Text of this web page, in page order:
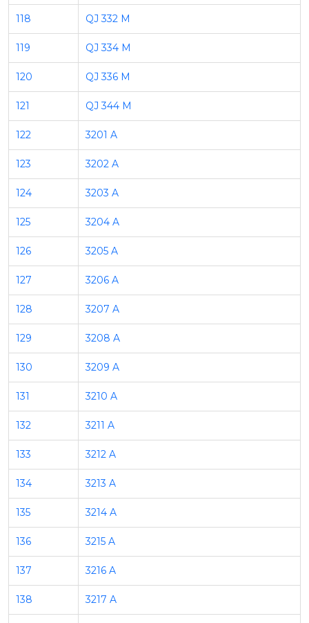
118 QJ 332 M
119 QJ 334 M
120 QJ 336 M
121 QJ 344 M
122 3201 A
123 3202 A
124 3203 A
125 3204 A
126 3205 A
127 3206 A
128 3207 A
129 3208 A
130 3209 A
131 3210 A
132 3211 A
133 3212 A
134 3213 A
135 3214 A
136 3215 A
137 3216 A
138 3217 A